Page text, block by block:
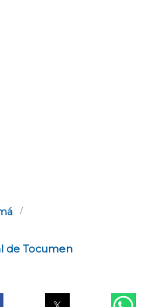
de Tocumen